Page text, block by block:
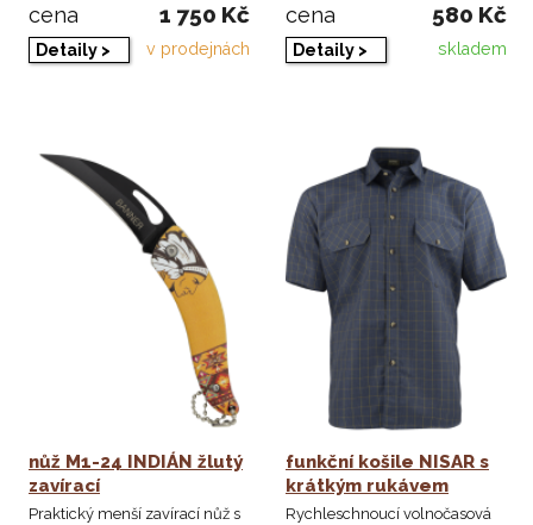
cena 1 750 Kč
Detaily > v prodejnách
cena 580 Kč
Detaily > skladem
nůž M1-24 INDIÁN žlutý
zavírací
Praktický menší zavírací nůž s
funkční košile NISAR s
krátkým rukávem
Rychleschnoucí volnočasová